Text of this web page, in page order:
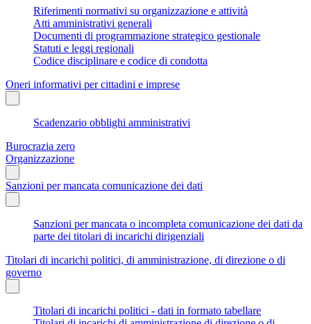
Riferimenti normativi su organizzazione e attività
Atti amministrativi generali
Documenti di programmazione strategico gestionale
Statuti e leggi regionali
Codice disciplinare e codice di condotta
Oneri informativi per cittadini e imprese
Scadenzario obblighi amministrativi
Burocrazia zero
Organizzazione
Sanzioni per mancata comunicazione dei dati
Sanzioni per mancata o incompleta comunicazione dei dati da
parte dei titolari di incarichi dirigenziali
Titolari di incarichi politici, di amministrazione, di direzione o di
governo
Titolari di incarichi politici - dati in formato tabellare